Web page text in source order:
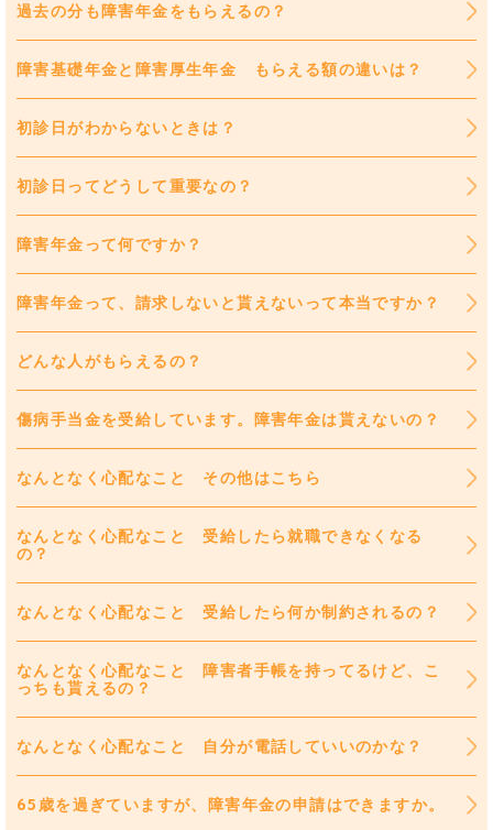
過去の分も障害年金をもらえるの？
障害基礎年金と障害厚生年金 もらえる額の違いは？
初診日がわからないときは？
初診日ってどうして重要なの？
障害年金って何ですか？
障害年金って、請求しないと貰えないって本当ですか？
どんな人がもらえるの？
傷病手当金を受給しています。障害年金は貰えないの？
なんとなく心配なこと その他はこちら
なんとなく心配なこと 受給したら就職できなくなる
の？
なんとなく心配なこと 受給したら何か制約されるの？
なんとなく心配なこと 障害者手帳を持ってるけど、こ
っちも貰えるの？
なんとなく心配なこと 自分が電話していいのかな？
65歳を過ぎていますが、障害年金の申請はできますか。